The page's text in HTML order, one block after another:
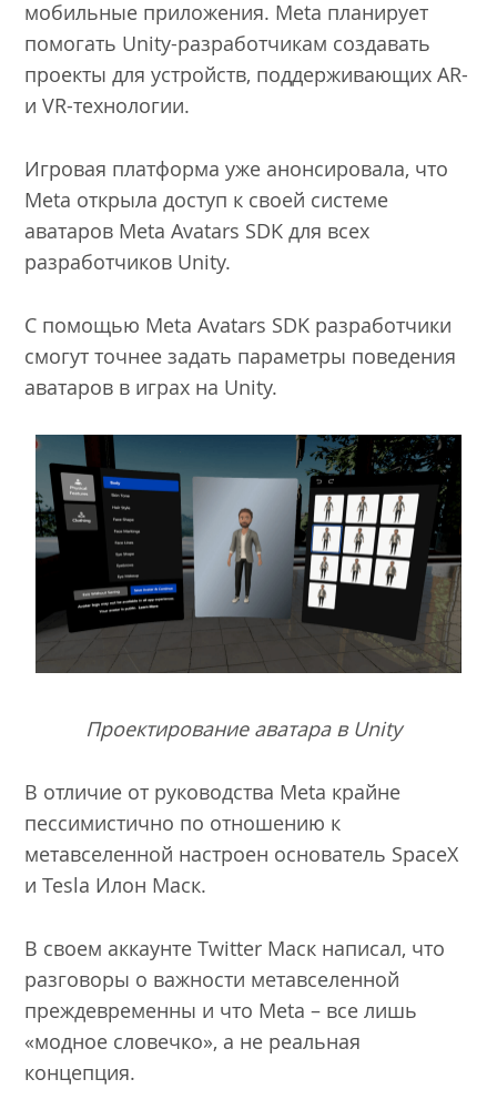
мобильные приложения. Meta планирует
помогать Unity-разработчикам создавать
проекты для устройств, поддерживающих AR-
и VR-технологии.
Игровая платформа уже анонсировала, что
Meta открыла доступ к своей системе
аватаров Meta Avatars SDK для всех
разработчиков Unity.
С помощью Meta Avatars SDK разработчики
смогут точнее задать параметры поведения
аватаров в играх на Unity.
Проектирование аватара в Unity
В отличие от руководства Meta крайне
пессимистично по отношению к
метавселенной настроен основатель SpaceX
и Tesla Илон Маск.
В своем аккаунте Twitter Маск написал, что
разговоры о важности метавселенной
преждевременны и что Meta – все лишь
«модное словечко», а не реальная
концепция.